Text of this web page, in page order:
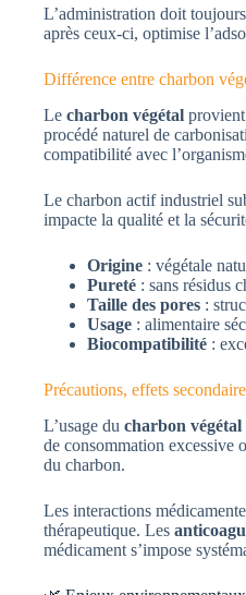
L’administration doit
après ceux-ci, optimise
Différence entre charbon
Le charbon végétal
procédé naturel de
compatibilité avec
Le charbon actif industriel
impacte la qualité et la
Origine : végétale
Pureté : sans résidus
Taille des pores :
Usage : alimentaire
Biocompatibilité :
Précautions, effets
L’usage du charbon végétal
de consommation excessive
du charbon.
Les interactions
thérapeutique. Les
médicament s’impose